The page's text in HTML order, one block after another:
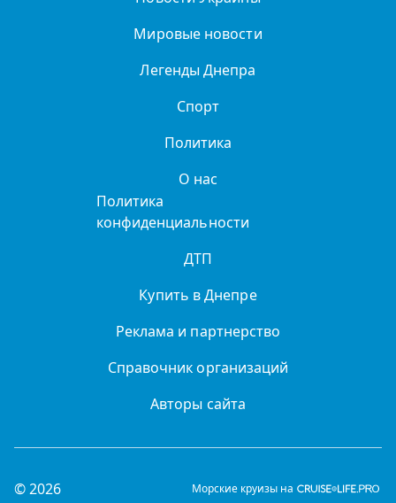
Мировые новости
Легенды Днепра
Спорт
Политика
О нас
Политика
конфиденциальности
ДТП
Купить в Днепре
Реклама и партнерство
Справочник организаций
Авторы сайта
© 2026 Морские круизы на